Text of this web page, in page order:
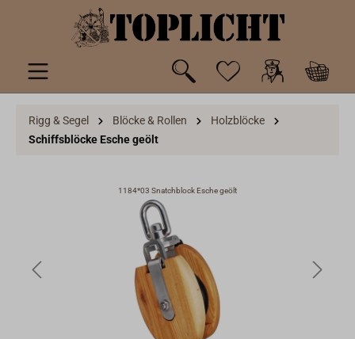
springen
Rigg & Segel Blöcke & Rollen
Holzblöcke
Schiffsblöcke Esche geölt
1184*03 Snatchblock Esche geölt